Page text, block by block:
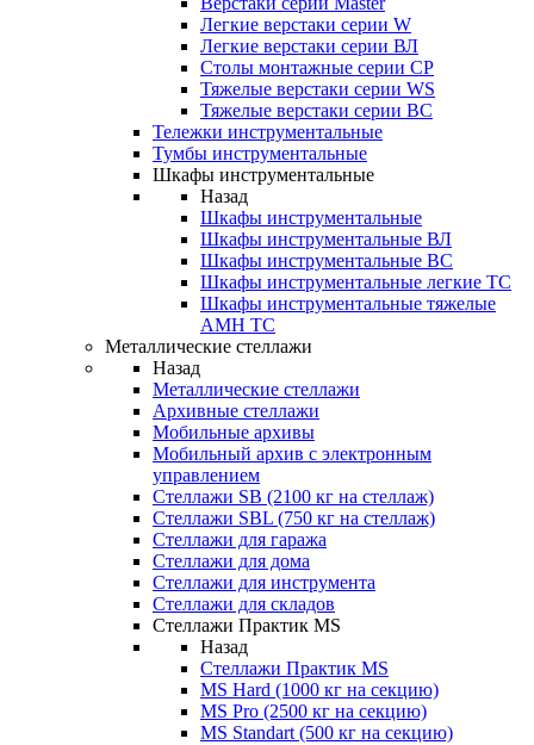
Легкие верстаки серии W
Легкие верстаки серии ВЛ
Столы монтажные серии СР
Тяжелые верстаки серии WS
Тяжелые верстаки серии ВС
Тележки инструментальные
Тумбы инструментальные
Шкафы инструментальные
Назад
Шкафы инструментальные
Шкафы инструментальные ВЛ
Шкафы инструментальные ВС
Шкафы инструментальные легкие ТС
Шкафы инструментальные тяжелые
AMH TC
Металлические стеллажи
Назад
Металлические стеллажи
Архивные стеллажи
Мобильные архивы
Мобильный архив с электронным
управлением
Стеллажи SB (2100 кг на стеллаж)
Стеллажи SBL (750 кг на стеллаж)
Стеллажи для гаража
Стеллажи для дома
Стеллажи для инструмента
Стеллажи для складов
Стеллажи Практик MS
Назад
Стеллажи Практик MS
MS Hard (1000 кг на секцию)
MS Pro (2500 кг на секцию)
MS Standart (500 кг на секцию)